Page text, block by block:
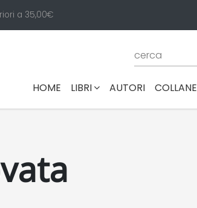
a 35,00€
HOME (CURRENT)
LIBRI AUTORI COLLANE